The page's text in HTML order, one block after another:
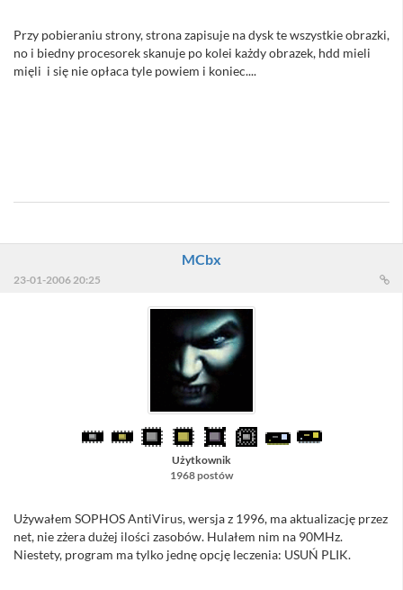
Przy pobieraniu strony, strona zapisuje na dysk te wszystkie obrazki,
no i biedny procesorek skanuje po kolei każdy obrazek, hdd mieli
mięli i się nie opłaca tyle powiem i koniec....
MCbx
23-01-2006 20:25
Użytkownik
1968 postów
Używałem SOPHOS AntiVirus, wersja z 1996, ma aktualizację przez
net, nie zżera dużej ilości zasobów. Hulałem nim na 90MHz.
Niestety, program ma tylko jednę opcję leczenia: USUŃ PLIK.